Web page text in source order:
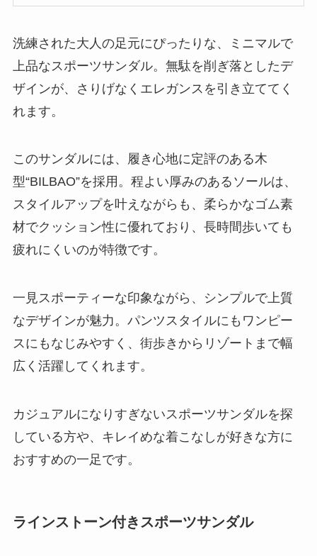
洗練された大人の足元にぴったりな、ミニマルで
上品なスポーツサンダル。無駄を削ぎ落としたデ
ザインが、さりげなくエレガンスを引き立ててく
れます。
このサンダルには、履き心地に定評のある木
型“BILBAO”を採用。程よい厚みのあるソールは、
スタイルアップを叶えながらも、柔らかなゴム素
材でクッション性に優れており、長時間歩いても
疲れにくいのが特徴です。
一見スポーティーな印象ながら、シンプルで上質
なデザインが魅力。パンツスタイルにもワンピー
スにもなじみやすく、街歩きからリゾートまで幅
広く活躍してくれます。
カジュアルになりすぎないスポーツサンダルを探
している方や、キレイめな着こなしが好きな方に
おすすめの一足です。
ラインストーン付きスポーツサンダル